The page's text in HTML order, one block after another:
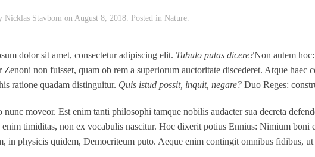
Nicklas Stavbom on August 8, 2018 . Posted in Nature
dolor sit amet, consectetur adipiscing elit. Tubulo putas dicere?Non autem
Zenoni non fuisset, quam ob rem a superiorum auctoritate discederet. Atque haec
ratione quadam distinguitur. Quis istud possit, inquit, negare? Duo Reges:
nunc moveor. Est enim tanti philosophi tamque nobilis audacter sua decreta
enim timiditas, non ex vocabulis nascitur. Hoc dixerit potius Ennius: Nimium boni
in physicis quidem, Democriteum puto. Aeque enim contingit omnibus fidibus, ut